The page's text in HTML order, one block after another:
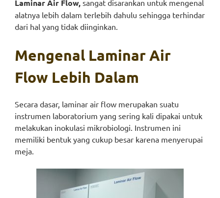
Laminar Air Flow, sangat disarankan untuk mengenal
alatnya lebih dalam terlebih dahulu sehingga terhindar
dari hal yang tidak diinginkan.
Mengenal Laminar Air
Flow Lebih Dalam
Secara dasar, laminar air flow merupakan suatu
instrumen laboratorium yang sering kali dipakai untuk
melakukan inokulasi mikrobiologi. Instrumen ini
memiliki bentuk yang cukup besar karena menyerupai
meja.